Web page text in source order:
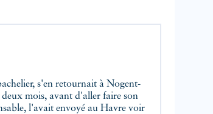
mois, avant d'aller faire son
l'avait envoyé au Havre voir